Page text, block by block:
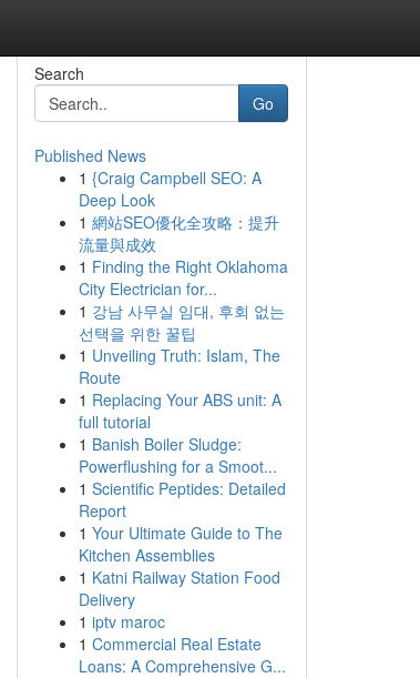
Search
Go
Published News
1 {Craig Campbell SEO: A
Deep Look
1 網站SEO優化全攻略：提升
流量與成效
1 Finding the Right Oklahoma
City Electrician for...
1 강남 사무실 임대, 후회 없는
선택을 위한 꿀팁
1 Unveiling Truth: Islam, The
Route
1 Replacing Your ABS unit: A
full tutorial
1 Banish Boiler Sludge:
Powerflushing for a Smoot...
1 Scientific Peptides: Detailed
Report
1 Your Ultimate Guide to The
Kitchen Assemblies
1 Katni Railway Station Food
Delivery
1 iptv maroc
1 Commercial Real Estate
Loans: A Comprehensive G...